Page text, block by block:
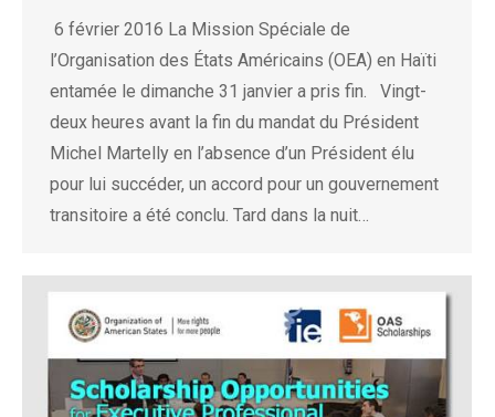
6 février 2016 La Mission Spéciale de
l’Organisation des États Américains (OEA) en Haïti
entamée le dimanche 31 janvier a pris fin. Vingt-
deux heures avant la fin du mandat du Président
Michel Martelly en l’absence d’un Président élu
pour lui succéder, un accord pour un gouvernement
transitoire a été conclu. Tard dans la nuit…